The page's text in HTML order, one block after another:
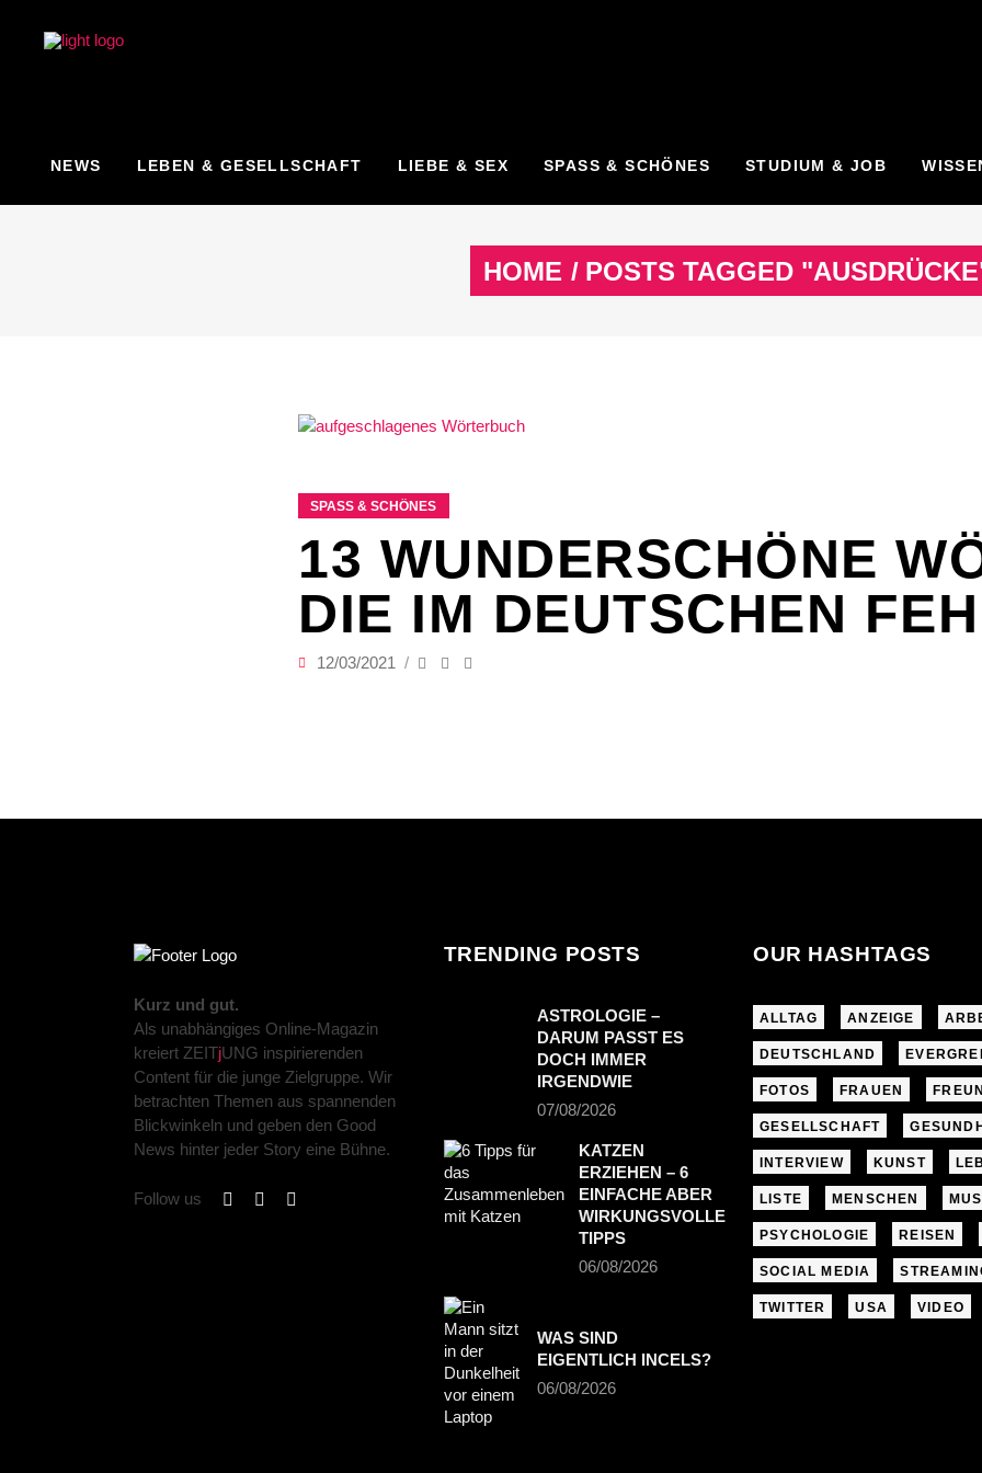
NEWS LEBEN & GESELLSCHAFT LIEBE & SEX SPASS & SCHÖNES STUDIUM & JOB
HOME / POSTS TAGGED
SPASS & SCHÖNES
13 WUNDERSCHÖNE
DIE IM DEUTSCHEN
12/03/2021
Kurz und gut.
Als unabhängiges Online-Magazin
kreiert ZEITjUNG inspirierenden
Content für die junge Zielgruppe. Wir
betrachten Themen aus spannenden
Blickwinkeln und geben den Good
News hinter jeder Story eine Bühne.
Follow us
TRENDING POSTS
ASTROLOGIE –
DARUM PASST ES
DOCH IMMER
IRGENDWIE
07/08/2026
KATZEN
ERZIEHEN – 6
EINFACHE ABER
WIRKUNGSVOLLE
TIPPS
06/08/2026
WAS SIND
EIGENTLICH INCELS?
06/08/2026
OUR HASHTAGS
ALLTAG ANZEIGE
DEUTSCHLAND
FOTOS FRAUEN
GESELLSCHAFT
INTERVIEW KUNST
LISTE MENSCHEN
PSYCHOLOGIE REISEN
SOCIAL MEDIA
TWITTER USA VIDEO